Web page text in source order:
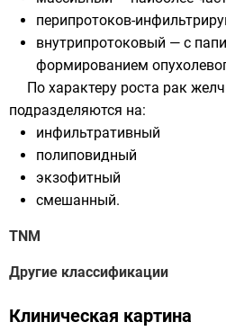
перипротоков-
внутрипротоковый — с
формированием
По характеру роста рак
подразделяются на:
инфильтративный
полиповидный
экзофитный
смешанный.
TNM
Другие классификации
Клиническая картина